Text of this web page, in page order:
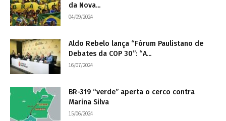
da Nova...
04/09/2024
Aldo Rebelo lança “Fórum Paulistano de
Debates da COP 30”: “A...
16/07/2024
BR-319 “verde” aperta o cerco contra
Marina Silva
15/06/2024